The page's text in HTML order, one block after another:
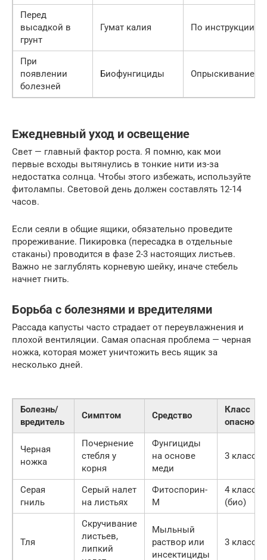
Перед
высадкой в
грунт
Гумат калия По инструкции
При
появлении
болезней
Биофунгициды Опрыскивание
Ежедневный уход и освещение
Свет — главный фактор роста. Я помню, как мои
первые всходы вытянулись в тонкие нити из-за
недостатка солнца. Чтобы этого избежать, используйте
фитолампы. Световой день должен составлять 12-14
часов.
Если сеяли в общие ящики, обязательно проведите
прореживание. Пикировка (пересадка в отдельные
стаканы) проводится в фазе 2-3 настоящих листьев.
Важно не заглублять корневую шейку, иначе стебель
начнет гнить.
Борьба с болезнями и вредителями
Рассада капусты часто страдает от переувлажнения и
плохой вентиляции. Самая опасная проблема — черная
ножка, которая может уничтожить весь ящик за
несколько дней.
Болезнь/
вредитель
Симптом Средство
Класс
Черная
ножка
Почернение
стебля у
корня
Фунгициды
на основе
меди
3 класс
Серая
гниль
Серый налет
на листьях
Фитоспорин-
М
4 класс
(био)
Тля
Скручивание
листьев,
липкий
Мыльный
раствор или
инсектициды
3 класс